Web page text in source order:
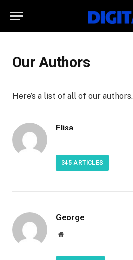
Our Authors
Here’s a list of all of our authors.
Elisa
345 ARTICLES
George
Website